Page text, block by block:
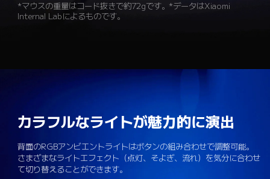
*マウスの重量はコード抜きで約72gです。*データはXiaomi
Internal Labによるものです。
カラフルなライトが魅力的に演出
背面のRGBアンビエントライトはボタンの組み合わせで調整可能。
さまざまなライトエフェクト（点灯、そよぎ、流れ）を気分に合わせ
て切り替えることができます。